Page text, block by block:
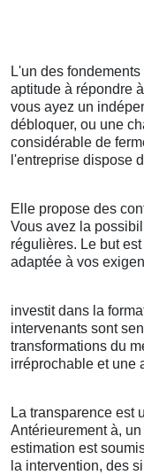
L'un des
aptitude à répondre
vous ayez un
débloquer, ou une
considérable de
l'entreprise dispose
Elle propose des
Vous avez la
régulières. Le but
adaptée à vos
investit dans la
intervenants sont
transformations du
irréprochable et une
La transparence est
Antérieurement à,
estimation est
la intervention, des